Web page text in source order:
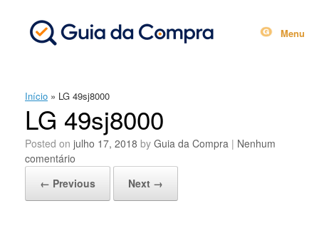
Menu
Início » LG 49sj8000
LG 49sj8000
Posted on julho 17, 2018 by Guia da Compra | Nenhum
comentário
← Previous
Next →